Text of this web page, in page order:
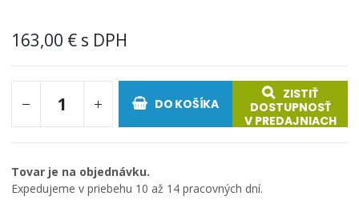
163,00 €
DO KOŠÍKA
ZISTIŤ
DOSTUPNOSŤ
V PREDAJNIACH
Tovar je na objednávku.
Expedujeme v priebehu 10 až 14 pracovných dní.